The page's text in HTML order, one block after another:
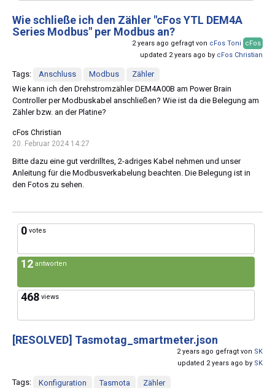
Wie schließe ich den Zähler "cFos YTL DEM4A
Series Modbus" per Modbus an?
2 years ago gefragt von cFos Toni
cFos
updated 2 years ago by cFos Christian
Tags: Anschluss Modbus
Zähler
Wie kann ich den Drehstromzähler DEM4A00B am Power Brain
Controller per Modbuskabel anschließen? Wie ist da die Belegung am
Zähler bzw. an der Platine?
cFos Christian
20. Februar 2024 14:27
Bitte dazu eine gut verdrilltes, 2-adriges Kabel nehmen und unser
Anleitung für die Modbusverkabelung beachten. Die Belegung ist in
den Fotos zu sehen.
0 votes
12 antworten
468 views
[RESOLVED] Tasmotag_smartmeter.json
2 years ago gefragt von SK
updated 2 years ago by SK
Tags: Konfiguration Tasmota
Zähler